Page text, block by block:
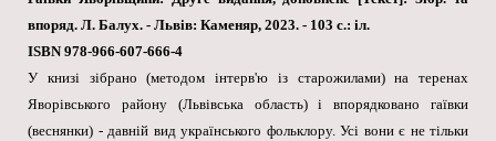
впоряд. Л. Балух. - Львів: Каменяр, 2023. - 103 с.: іл.
ISBN 978-966-607-666-4
У книзі зібрано (методом інтерв'ю із старожилами) на теренах
Яворівського району (Львівська область) і впорядковано гаївки
(веснянки) - давній вид українського фольклору. Усі вони є не тільки